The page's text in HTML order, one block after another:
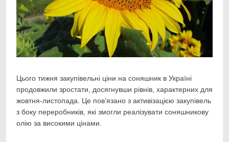
Цього тижня закупівельні ціни на соняшник в Україні
продовжили зростати, досягнувши рівнів, характерних для
жовтня-листопада. Це пов’язано з активізацією закупівель
з боку переробників, які змогли реалізувати соняшникову
олію за високими цінами.